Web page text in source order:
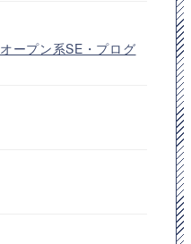
オープン系SE・プログ